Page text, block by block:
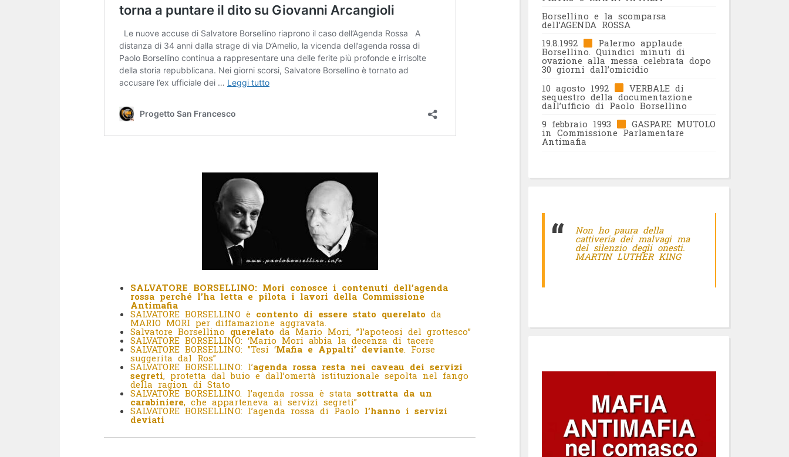
SALVATORE BORSELLINO: Mori conosce i contenuti dell’agenda
rossa perché l’ha letta e pilota i lavori della Commissione
Antimafia
SALVATORE BORSELLINO è contento di essere stato querelato da
MARIO MORI per diffamazione aggravata.
Salvatore Borsellino querelato da Mario Mori, ”l’apoteosi del grottesco”
SALVATORE BORSELLINO: ‘Mario Mori abbia la decenza di tacere
SALVATORE BORSELLINO: ”Tesi ‘Mafia e Appalti’ deviante. Forse
suggerita dal Ros”
SALVATORE BORSELLINO: l’agenda rossa resta nei caveau dei servizi
segreti, protetta dal buio e dall’omertà istituzionale sepolta nel fango
della ragion di Stato
SALVATORE BORSELLINO. l’agenda rossa è stata sottratta da un
carabiniere, che apparteneva ai servizi segreti”
SALVATORE BORSELLINO: l’agenda rossa di Paolo l’hanno i servizi
deviati
Borsellino e la scomparsa
dell’AGENDA ROSSA
19.8.1992
Palermo applaude
Borsellino. Quindici minuti di
ovazione alla messa celebrata dopo
30 giorni dall’omicidio
10 agosto 1992
VERBALE di
sequestro della documentazione
dall’ufficio di Paolo Borsellino
9 febbraio 1993
GASPARE MUTOLO
in Commissione Parlamentare
Antimafia
Non ho paura della
cattiveria dei malvagi ma
del silenzio degli onesti.
MARTIN LUTHER KING